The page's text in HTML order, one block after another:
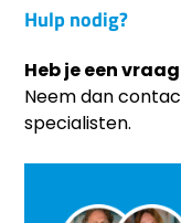
Hulp nodig?
Heb je een
Neem dan
specialisten.